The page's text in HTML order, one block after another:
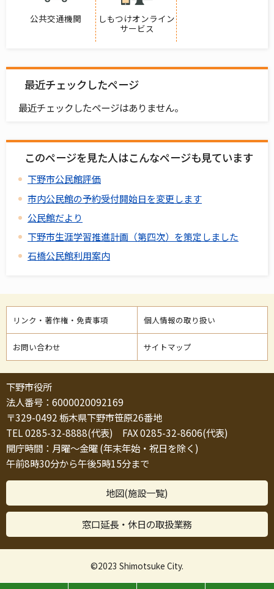
公共交通機関
しもつけオンライン
サービス
最近チェックしたページ
最近チェックしたページはありません。
このページを見た人はこんなページも見ています
下野市公民館評価
市内公民館の予約受付開始日を変更します
公民館だより
下野市生涯学習推進計画（第四次）を策定しました
石橋公民館利用案内
リンク・著作権・免責事項 個人情報の取り扱い
お問い合わせ サイトマップ
下野市役所
法人番号：6000020092169
〒329-0492 栃木県下野市笹原26番地
TEL 0285-32-8888(代表) FAX 0285-32-8606(代表)
開庁時間：月曜～金曜 (年末年始・祝日を除く)
午前8時30分から午後5時15分まで
地図(施設一覧)
窓口延長・休日の取扱業務
©2023 Shimotsuke City.